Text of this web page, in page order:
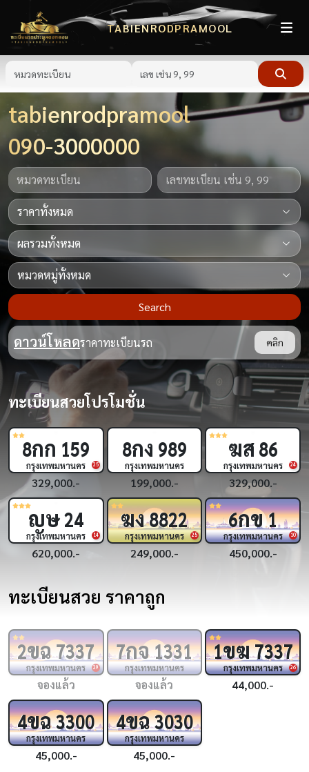
TABIENRODPRAMOOL
tabienrodpramool
090-3000000
Search
ดาวน์โหลดราคาทะเบียนรถ คลิก
ทะเบียนสวยโปรโมชั่น
25
8กก 159
กรุงเทพมหานคร
329,000.-
8กง 989
กรุงเทพมหานคร
199,000.-
24
ฆส86
กรุงเทพมหานคร
329,000.-
14
ญษ24
กรุงเทพมหานคร
620,000.-
25
ฆง8822
กรุงเทพมหานคร
249,000.-
10
6กข1
กรุงเทพมหานคร
450,000.-
ทะเบียนสวย ราคาถูก
29
2ขฉ7337
กรุงเทพมหานคร
จองแล้ว
7กจ1331
กรุงเทพมหานคร
จองแล้ว
26
1ขฆ7337
กรุงเทพมหานคร
44,000.-
4ขฉ3300
กรุงเทพมหานคร
45,000.-
4ขฉ3030
กรุงเทพมหานคร
45,000.-